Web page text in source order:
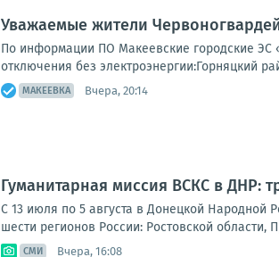
Уважаемые жители
По информации ПО Макеевские городские ЭС
отключения без электроэнергии:Горняцкий
МАКЕЕВКА Вчера, 20:14
Гуманитарная миссия ВСКС в ДНР:
С 13 июля по 5 августа в Донецкой Народной
шести регионов России: Ростовской области,
СМИ Вчера, 16:08